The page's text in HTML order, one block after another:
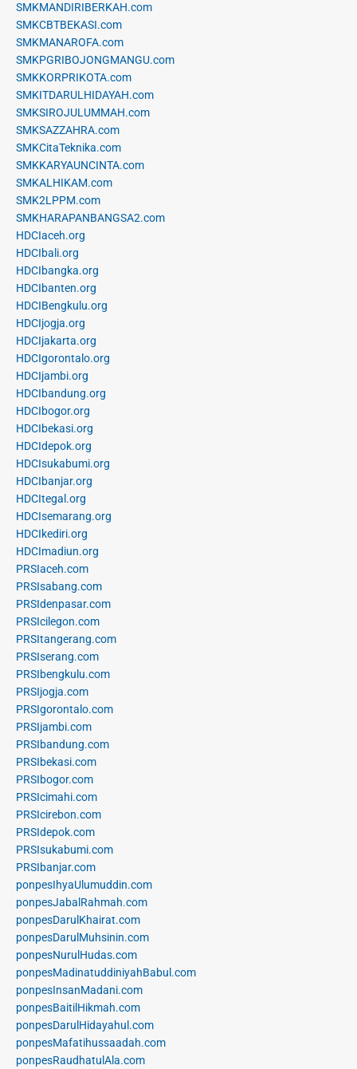
SMKMANDIRIBERKAH.com
SMKCBTBEKASI.com
SMKMANAROFA.com
SMKPGRIBOJONGMANGU.com
SMKKORPRIKOTA.com
SMKITDARULHIDAYAH.com
SMKSIROJULUMMAH.com
SMKSAZZAHRA.com
SMKCitaTeknika.com
SMKKARYAUNCINTA.com
SMKALHIKAM.com
SMK2LPPM.com
SMKHARAPANBANGSA2.com
HDCIaceh.org
HDCIbali.org
HDCIbangka.org
HDCIbanten.org
HDCIBengkulu.org
HDCIjogja.org
HDCIjakarta.org
HDCIgorontalo.org
HDCIjambi.org
HDCIbandung.org
HDCIbogor.org
HDCIbekasi.org
HDCIdepok.org
HDCIsukabumi.org
HDCIbanjar.org
HDCItegal.org
HDCIsemarang.org
HDCIkediri.org
HDCImadiun.org
PRSIaceh.com
PRSIsabang.com
PRSIdenpasar.com
PRSIcilegon.com
PRSItangerang.com
PRSIserang.com
PRSIbengkulu.com
PRSIjogja.com
PRSIgorontalo.com
PRSIjambi.com
PRSIbandung.com
PRSIbekasi.com
PRSIbogor.com
PRSIcimahi.com
PRSIcirebon.com
PRSIdepok.com
PRSIsukabumi.com
PRSIbanjar.com
ponpesIhyaUlumuddin.com
ponpesJabalRahmah.com
ponpesDarulKhairat.com
ponpesDarulMuhsinin.com
ponpesNurulHudas.com
ponpesMadinatuddiniyahBabul.com
ponpesInsanMadani.com
ponpesBaitilHikmah.com
ponpesDarulHidayahul.com
ponpesMafatihussaadah.com
ponpesRaudhatulAla.com